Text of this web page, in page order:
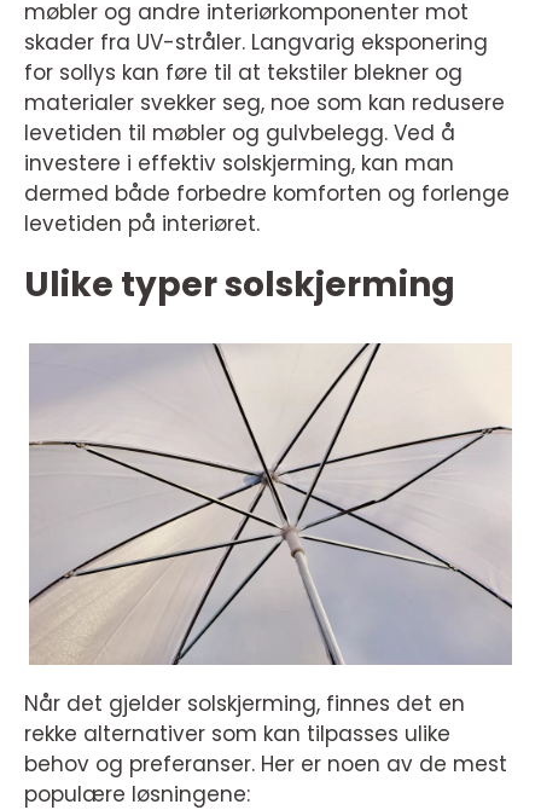
møbler og andre interiørkomponenter mot
skader fra UV-stråler. Langvarig eksponering
for sollys kan føre til at tekstiler blekner og
materialer svekker seg, noe som kan redusere
levetiden til møbler og gulvbelegg. Ved å
investere i effektiv solskjerming, kan man
dermed både forbedre komforten og forlenge
levetiden på interiøret.
Ulike typer solskjerming
Når det gjelder solskjerming, finnes det en
rekke alternativer som kan tilpasses ulike
behov og preferanser. Her er noen av de mest
populære løsningene: